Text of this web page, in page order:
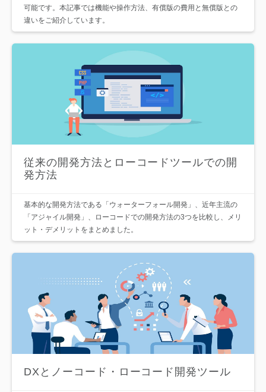
可能です。本記事では機能や操作方法、有償版の費用と無償版との
違いをご紹介しています。
従来の開発方法とローコードツールでの開
発方法
基本的な開発方法である「ウォーターフォール開発」、近年主流の
「アジャイル開発」、ローコードでの開発方法の3つを比較し、メリ
ット・デメリットをまとめました。
DXとノーコード・ローコード開発ツール